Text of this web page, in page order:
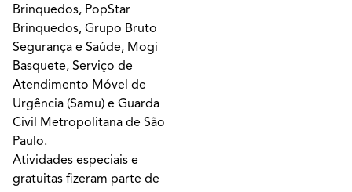
Brinquedos, PopStar
Brinquedos, Grupo Bruto
Segurança e Saúde, Mogi
Basquete, Serviço de
Atendimento Móvel de
Urgência (Samu) e Guarda
Civil Metropolitana de São
Paulo.
Atividades especiais e
gratuitas fizeram parte de